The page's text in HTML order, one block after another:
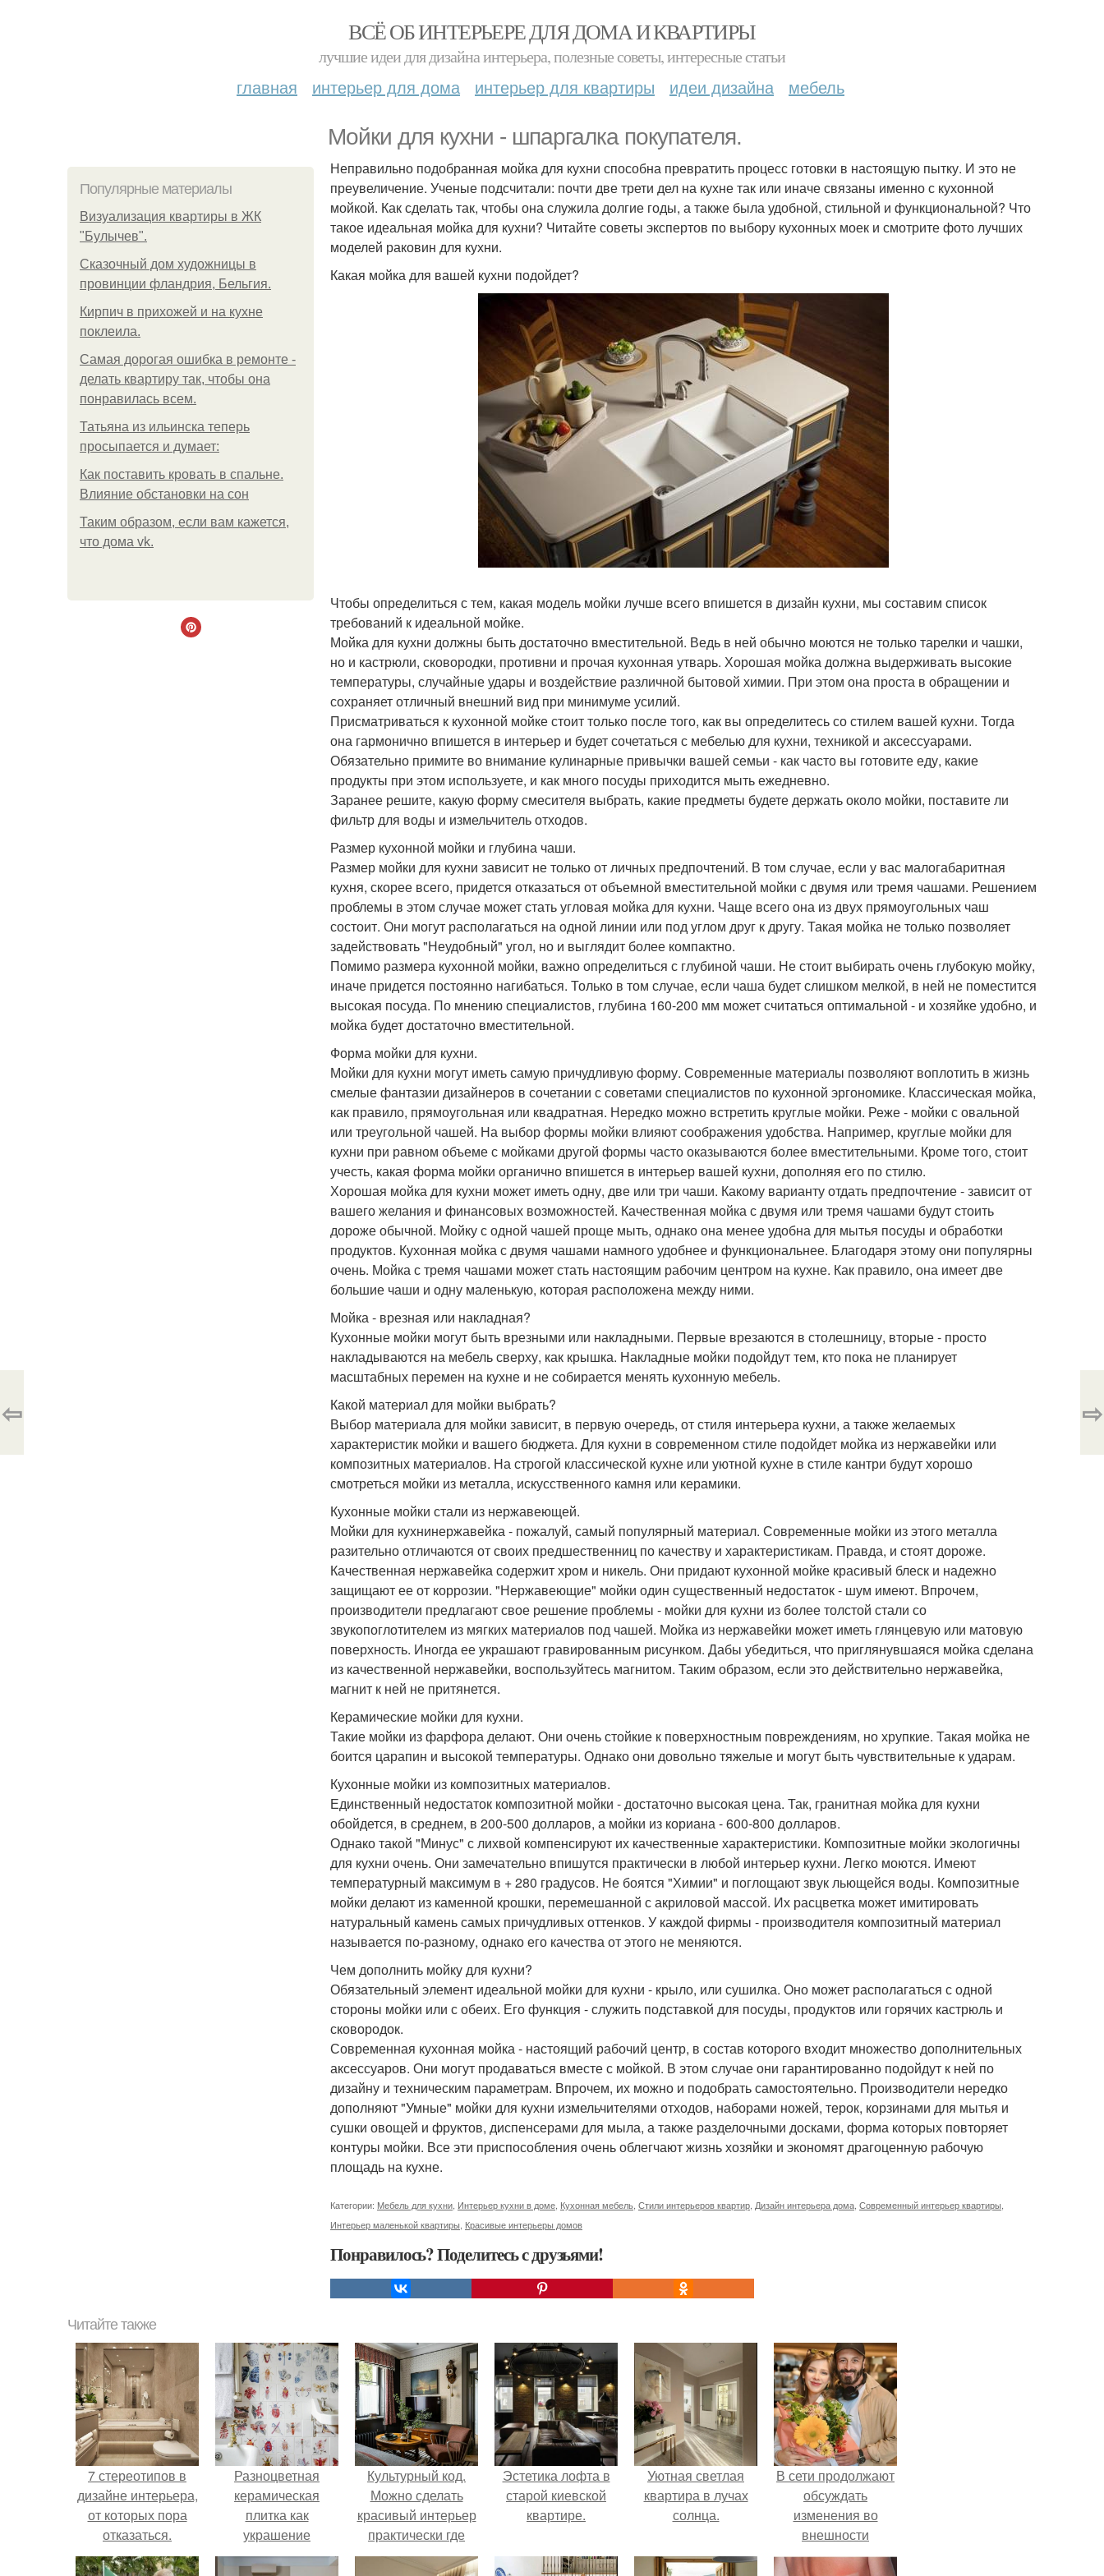
ВСЁ ОБ ИНТЕРЬЕРЕ ДЛЯ ДОМА И КВАРТИРЫ
лучшие идеи для дизайна интерьера, полезные советы, интересные статьи
главная интерьер для дома интерьер для квартиры идеи дизайна мебель
Мойки для кухни - шпаргалка покупателя.
Популярные материалы
Визуализация квартиры в ЖК
"Булычев".
Сказочный дом художницы в
провинции фландрия, Бельгия.
Кирпич в прихожей и на кухне
поклеила.
Самая дорогая ошибка в ремонте -
делать квартиру так, чтобы она
понравилась всем.
Татьяна из ильинска теперь
просыпается и думает:
Как поставить кровать в спальне.
Влияние обстановки на сон
Таким образом, если вам кажется,
что дома vk.
Неправильно подобранная мойка для кухни способна превратить процесс готовки в настоящую пытку. И это не
преувеличение. Ученые подсчитали: почти две трети дел на кухне так или иначе связаны именно с кухонной
мойкой. Как сделать так, чтобы она служила долгие годы, а также была удобной, стильной и функциональной? Что
такое идеальная мойка для кухни? Читайте советы экспертов по выбору кухонных моек и смотрите фото лучших
моделей раковин для кухни.
Какая мойка для вашей кухни подойдет?
Чтобы определиться с тем, какая модель мойки лучше всего впишется в дизайн кухни, мы составим список
требований к идеальной мойке.
Мойка для кухни должны быть достаточно вместительной. Ведь в ней обычно моются не только тарелки и чашки,
но и кастрюли, сковородки, противни и прочая кухонная утварь. Хорошая мойка должна выдерживать высокие
температуры, случайные удары и воздействие различной бытовой химии. При этом она проста в обращении и
сохраняет отличный внешний вид при минимуме усилий.
Присматриваться к кухонной мойке стоит только после того, как вы определитесь со стилем вашей кухни. Тогда
она гармонично впишется в интерьер и будет сочетаться с мебелью для кухни, техникой и аксессуарами.
Обязательно примите во внимание кулинарные привычки вашей семьи - как часто вы готовите еду, какие
продукты при этом используете, и как много посуды приходится мыть ежедневно.
Заранее решите, какую форму смесителя выбрать, какие предметы будете держать около мойки, поставите ли
фильтр для воды и измельчитель отходов.
Размер кухонной мойки и глубина чаши.
Размер мойки для кухни зависит не только от личных предпочтений. В том случае, если у вас малогабаритная
кухня, скорее всего, придется отказаться от объемной вместительной мойки с двумя или тремя чашами. Решением
проблемы в этом случае может стать угловая мойка для кухни. Чаще всего она из двух прямоугольных чаш
состоит. Они могут располагаться на одной линии или под углом друг к другу. Такая мойка не только позволяет
задействовать "Неудобный" угол, но и выглядит более компактно.
Помимо размера кухонной мойки, важно определиться с глубиной чаши. Не стоит выбирать очень глубокую мойку,
иначе придется постоянно нагибаться. Только в том случае, если чаша будет слишком мелкой, в ней не поместится
высокая посуда. По мнению специалистов, глубина 160-200 мм может считаться оптимальной - и хозяйке удобно, и
мойка будет достаточно вместительной.
Форма мойки для кухни.
Мойки для кухни могут иметь самую причудливую форму. Современные материалы позволяют воплотить в жизнь
смелые фантазии дизайнеров в сочетании с советами специалистов по кухонной эргономике. Классическая мойка,
как правило, прямоугольная или квадратная. Нередко можно встретить круглые мойки. Реже - мойки с овальной
или треугольной чашей. На выбор формы мойки влияют соображения удобства. Например, круглые мойки для
кухни при равном объеме с мойками другой формы часто оказываются более вместительными. Кроме того, стоит
учесть, какая форма мойки органично впишется в интерьер вашей кухни, дополняя его по стилю.
Хорошая мойка для кухни может иметь одну, две или три чаши. Какому варианту отдать предпочтение - зависит от
вашего желания и финансовых возможностей. Качественная мойка с двумя или тремя чашами будут стоить
дороже обычной. Мойку с одной чашей проще мыть, однако она менее удобна для мытья посуды и обработки
продуктов. Кухонная мойка с двумя чашами намного удобнее и функциональнее. Благодаря этому они популярны
очень. Мойка с тремя чашами может стать настоящим рабочим центром на кухне. Как правило, она имеет две
большие чаши и одну маленькую, которая расположена между ними.
Мойка - врезная или накладная?
Кухонные мойки могут быть врезными или накладными. Первые врезаются в столешницу, вторые - просто
накладываются на мебель сверху, как крышка. Накладные мойки подойдут тем, кто пока не планирует
масштабных перемен на кухне и не собирается менять кухонную мебель.
Какой материал для мойки выбрать?
Выбор материала для мойки зависит, в первую очередь, от стиля интерьера кухни, а также желаемых
характеристик мойки и вашего бюджета. Для кухни в современном стиле подойдет мойка из нержавейки или
композитных материалов. На строгой классической кухне или уютной кухне в стиле кантри будут хорошо
смотреться мойки из металла, искусственного камня или керамики.
Кухонные мойки стали из нержавеющей.
Мойки для кухнинержавейка - пожалуй, самый популярный материал. Современные мойки из этого металла
разительно отличаются от своих предшественниц по качеству и характеристикам. Правда, и стоят дороже.
Качественная нержавейка содержит хром и никель. Они придают кухонной мойке красивый блеск и надежно
защищают ее от коррозии. "Нержавеющие" мойки один существенный недостаток - шум имеют. Впрочем,
производители предлагают свое решение проблемы - мойки для кухни из более толстой стали со
звукопоглотителем из мягких материалов под чашей. Мойка из нержавейки может иметь глянцевую или матовую
поверхность. Иногда ее украшают гравированным рисунком. Дабы убедиться, что приглянувшаяся мойка сделана
из качественной нержавейки, воспользуйтесь магнитом. Таким образом, если это действительно нержавейка,
магнит к ней не притянется.
Керамические мойки для кухни.
Такие мойки из фарфора делают. Они очень стойкие к поверхностным повреждениям, но хрупкие. Такая мойка не
боится царапин и высокой температуры. Однако они довольно тяжелые и могут быть чувствительные к ударам.
Кухонные мойки из композитных материалов.
Единственный недостаток композитной мойки - достаточно высокая цена. Так, гранитная мойка для кухни
обойдется, в среднем, в 200-500 долларов, а мойки из кориана - 600-800 долларов.
Однако такой "Минус" с лихвой компенсируют их качественные характеристики. Композитные мойки экологичны
для кухни очень. Они замечательно впишутся практически в любой интерьер кухни. Легко моются. Имеют
температурный максимум в + 280 градусов. Не боятся "Химии" и поглощают звук льющейся воды. Композитные
мойки делают из каменной крошки, перемешанной с акриловой массой. Их расцветка может имитировать
натуральный камень самых причудливых оттенков. У каждой фирмы - производителя композитный материал
называется по-разному, однако его качества от этого не меняются.
Чем дополнить мойку для кухни?
Обязательный элемент идеальной мойки для кухни - крыло, или сушилка. Оно может располагаться с одной
стороны мойки или с обеих. Его функция - служить подставкой для посуды, продуктов или горячих кастрюль и
сковородок.
Современная кухонная мойка - настоящий рабочий центр, в состав которого входит множество дополнительных
аксессуаров. Они могут продаваться вместе с мойкой. В этом случае они гарантированно подойдут к ней по
дизайну и техническим параметрам. Впрочем, их можно и подобрать самостоятельно. Производители нередко
дополняют "Умные" мойки для кухни измельчителями отходов, наборами ножей, терок, корзинами для мытья и
сушки овощей и фруктов, диспенсерами для мыла, а также разделочными досками, форма которых повторяет
контуры мойки. Все эти приспособления очень облегчают жизнь хозяйки и экономят драгоценную рабочую
площадь на кухне.
Категории: Мебель для кухни Интерьер кухни в доме Кухонная мебель Стили интерьеров квартир Дизайн интерьера дома Современный интерьер квартиры
Интерьер маленькой квартиры Красивые интерьеры домов
Понравилось? Поделитесь с друзьями!
⇦ ⇨
Читайте также
7 стереотипов в
дизайне интерьера,
от которых пора
отказаться.
Разноцветная
керамическая
плитка как
украшение
интерьера.
Культурный код.
Можно сделать
красивый интерьер
практически где
угодно.
Эстетика лофта в
старой киевской
квартире.
Уютная светлая
квартира в лучах
солнца.
В сети продолжают
обсуждать
изменения во
внешности
актрисы.